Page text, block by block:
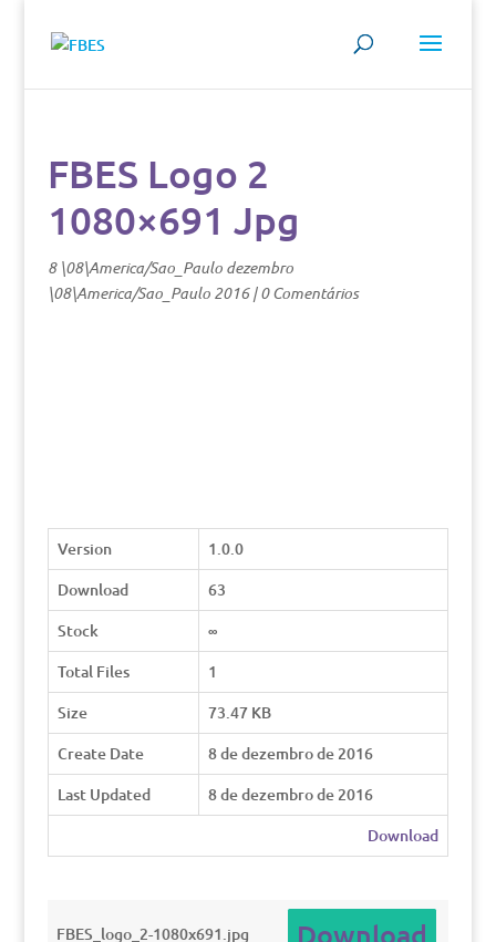
FBES Logo 2
1080×691 Jpg
8 \08\America/Sao_Paulo dezembro
\08\America/Sao_Paulo 2016|0 Comentários
Version
1.0.0
Download
63
Stock
∞
Total Files
1
Size
73.47 KB
Create Date
8 de dezembro de 2016
Last Updated
8 de dezembro de 2016
Download
FBES_logo_2-1080x691.jpg Download